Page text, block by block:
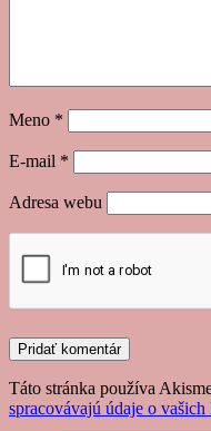
Meno *
E-mail *
Adresa webu
Táto stránka používa
spracovávajú údaje o vašich